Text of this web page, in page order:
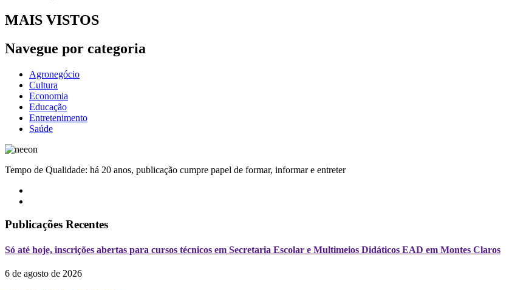
MAIS VISTOS
Navegue por categoria
Agronegócio
Cultura
Economia
Educação
Entretenimento
Saúde
Tempo de Qualidade: há 20 anos, publicação cumpre papel de formar, informar e entreter
Publicações Recentes
Só até hoje, inscrições abertas para cursos técnicos em Secretaria Escolar e Multimeios Didáticos EAD em Montes Claros
6 de agosto de 2026